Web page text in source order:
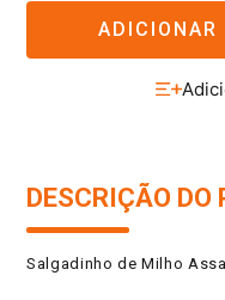
ADICIONAR
DESCRIÇÃO DO
Salgadinho de Milho